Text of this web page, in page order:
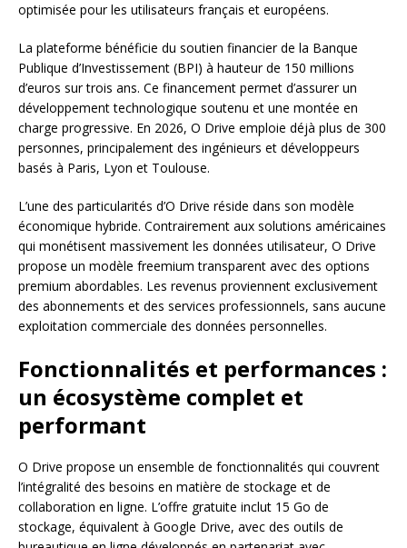
optimisée pour les utilisateurs français et européens.
La plateforme bénéficie du soutien financier de la Banque
Publique d’Investissement (BPI) à hauteur de 150 millions
d’euros sur trois ans. Ce financement permet d’assurer un
développement technologique soutenu et une montée en
charge progressive. En 2026, O Drive emploie déjà plus de 300
personnes, principalement des ingénieurs et développeurs
basés à Paris, Lyon et Toulouse.
L’une des particularités d’O Drive réside dans son modèle
économique hybride. Contrairement aux solutions américaines
qui monétisent massivement les données utilisateur, O Drive
propose un modèle freemium transparent avec des options
premium abordables. Les revenus proviennent exclusivement
des abonnements et des services professionnels, sans aucune
exploitation commerciale des données personnelles.
Fonctionnalités et performances :
un écosystème complet et
performant
O Drive propose un ensemble de fonctionnalités qui couvrent
l’intégralité des besoins en matière de stockage et de
collaboration en ligne. L’offre gratuite inclut 15 Go de
stockage, équivalent à Google Drive, avec des outils de